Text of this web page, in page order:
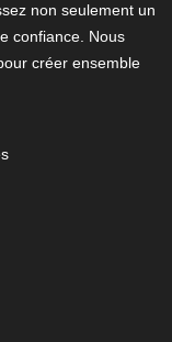
non seulement un
confiance. Nous
créer ensemble